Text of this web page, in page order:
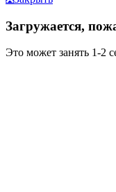
Загружается,
Это может занять 1-2